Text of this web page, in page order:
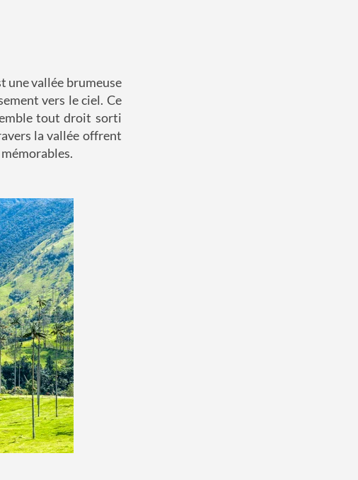
une vallée brumeuse
vers le ciel. Ce
tout droit sorti
la vallée offrent